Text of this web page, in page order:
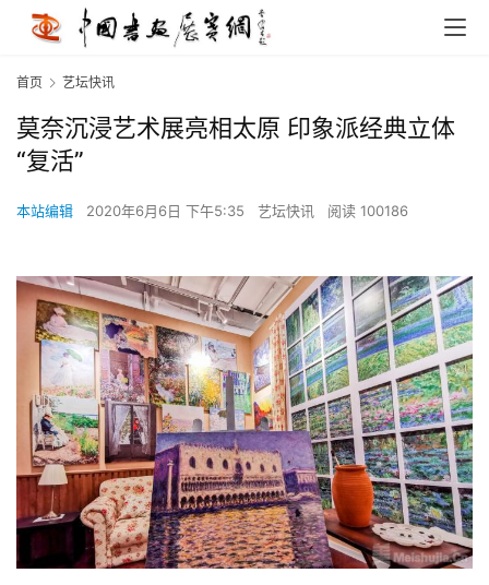
首页 艺坛快讯
莫奈沉浸艺术展亮相太原 印象派经典立体
“复活”
本站编辑 2020年6月6日 下午5:35 艺坛快讯 阅读 100186